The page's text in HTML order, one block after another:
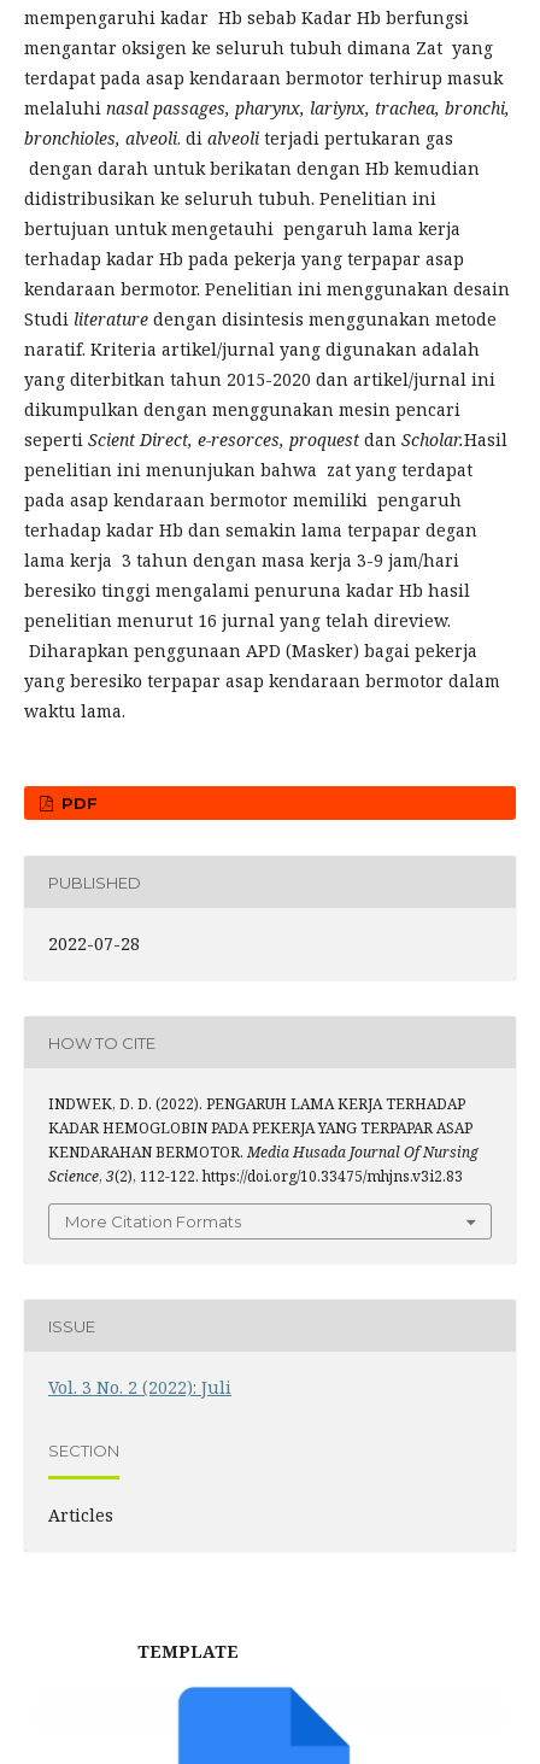
mempengaruhi kadar Hb sebab Kadar Hb berfungsi
mengantar oksigen ke seluruh tubuh dimana Zat yang
terdapat pada asap kendaraan bermotor terhirup masuk
melaluhi nasal passages, pharynx, lariynx, trachea, bronchi,
bronchioles, alveoli. di alveoli terjadi pertukaran gas
dengan darah untuk berikatan dengan Hb kemudian
didistribusikan ke seluruh tubuh. Penelitian ini
bertujuan untuk mengetauhi pengaruh lama kerja
terhadap kadar Hb pada pekerja yang terpapar asap
kendaraan bermotor. Penelitian ini menggunakan desain
Studi literature dengan disintesis menggunakan metode
naratif. Kriteria artikel/jurnal yang digunakan adalah
yang diterbitkan tahun 2015-2020 dan artikel/jurnal ini
dikumpulkan dengan menggunakan mesin pencari
seperti Scient Direct, e-resorces, proquest dan Scholar.Hasil
penelitian ini menunjukan bahwa zat yang terdapat
pada asap kendaraan bermotor memiliki pengaruh
terhadap kadar Hb dan semakin lama terpapar degan
lama kerja 3 tahun dengan masa kerja 3-9 jam/hari
beresiko tinggi mengalami penuruna kadar Hb hasil
penelitian menurut 16 jurnal yang telah direview.
Diharapkan penggunaan APD (Masker) bagai pekerja
yang beresiko terpapar asap kendaraan bermotor dalam
waktu lama.
PDF
PUBLISHED
2022-07-28
HOW TO CITE
INDWEK, D. D. (2022). PENGARUH LAMA KERJA TERHADAP
KADAR HEMOGLOBIN PADA PEKERJA YANG TERPAPAR ASAP
KENDARAHAN BERMOTOR.Media Husada Journal Of Nursing
Science, 3(2), 112-122. https://doi.org/10.33475/mhjns.v3i2.83
More Citation Formats
ISSUE
Vol. 3 No. 2 (2022): Juli
SECTION
Articles
TEMPLATE